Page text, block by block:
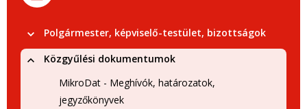
Polgármester, képviselő-testület, bizottságok
Közgyűlési dokumentumok
MikroDat - Meghívók, határozatok,
jegyzőkönyvek